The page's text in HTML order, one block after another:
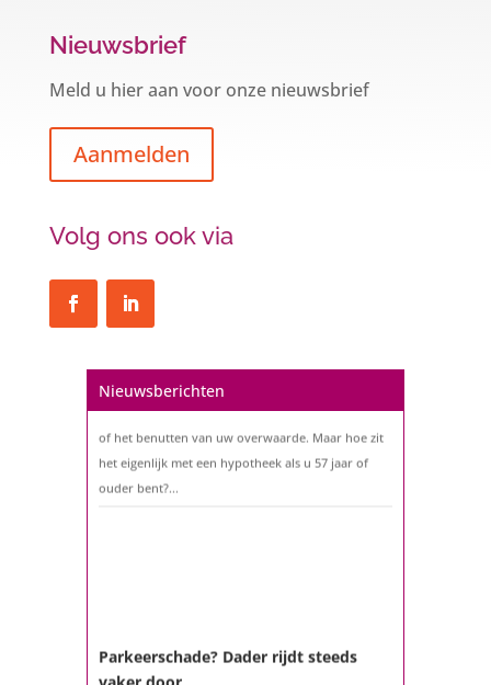
Nieuwsbrief
Meld u hier aan voor onze nieuwsbrief
Aanmelden
Volg ons ook via
Nieuwsberichten
Een hypotheek na uw 57e? Er zijn